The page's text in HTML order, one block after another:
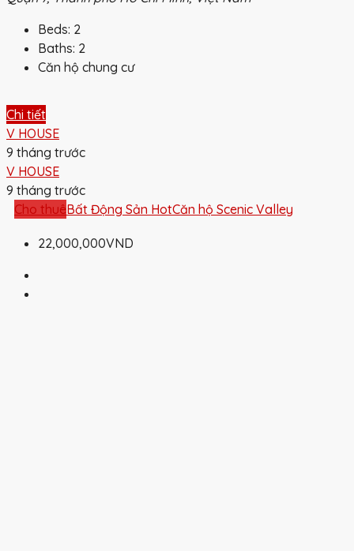
Beds: 2
Baths: 2
Căn hộ chung cư
Chi tiết
V HOUSE
9 tháng trước
V HOUSE
9 tháng trước
Cho thuêBất Động Sản HotCăn hộ Scenic Valley
22,000,000VND